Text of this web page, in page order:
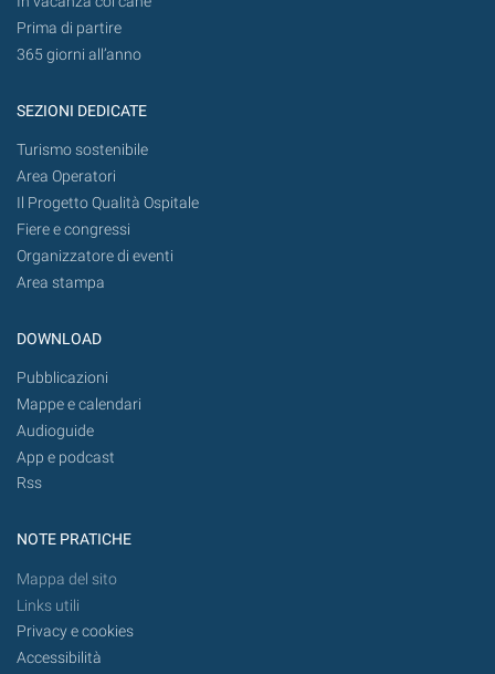
Prima di partire
365 giorni all’anno
SEZIONI DEDICATE
Turismo sostenibile
Area Operatori
Il Progetto Qualità Ospitale
Fiere e congressi
Organizzatore di eventi
Area stampa
DOWNLOAD
Pubblicazioni
Mappe e calendari
Audioguide
App e podcast
Rss
NOTE PRATICHE
Mappa del sito
Links utili
Privacy e cookies
Accessibilità